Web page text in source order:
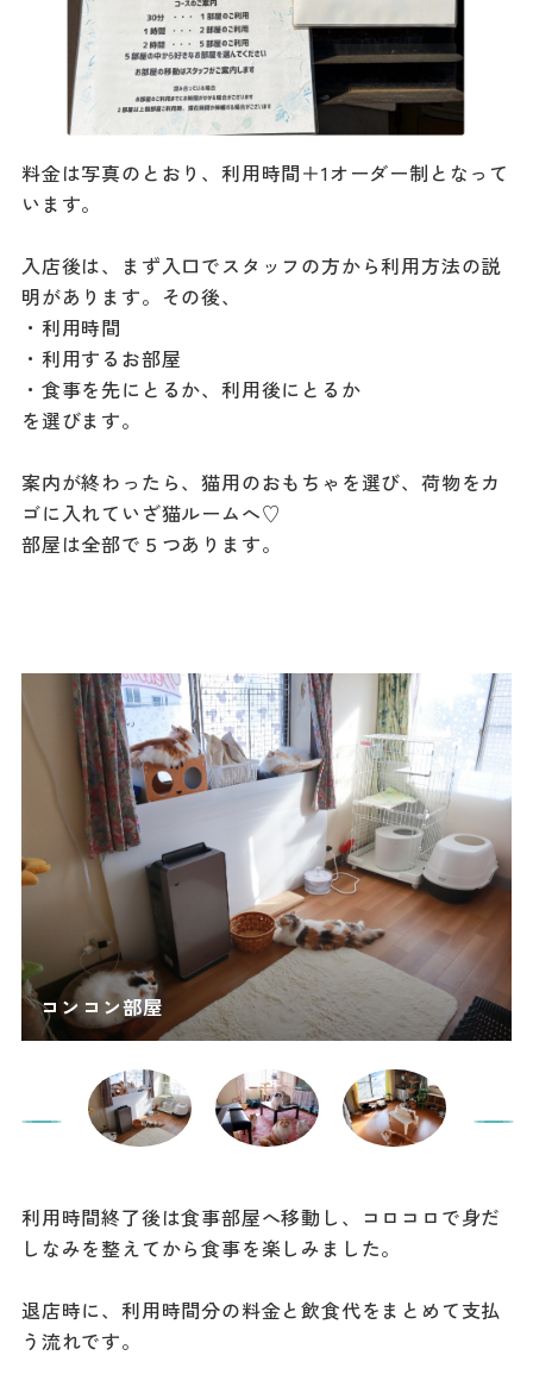
料金は写真のとおり、利用時間＋1オーダー制となって
います。
入店後は、まず入口でスタッフの方から利用方法の説
明があります。その後、
・利用時間
・利用するお部屋
・食事を先にとるか、利用後にとるか
を選びます。
案内が終わったら、猫用のおもちゃを選び、荷物をカ
ゴに入れていざ猫ルームへ♡
部屋は全部で５つあります。
利用時間終了後は食事部屋へ移動し、コロコロで身だ
しなみを整えてから食事を楽しみました。
退店時に、利用時間分の料金と飲食代をまとめて支払
う流れです。